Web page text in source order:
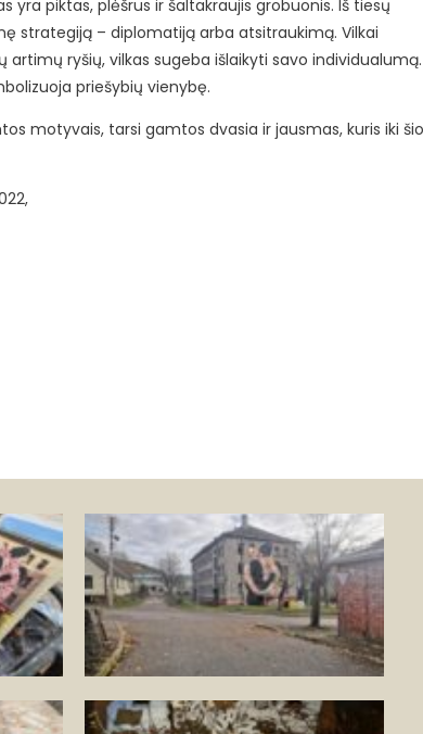
piktas, plėšrus ir šaltakraujis grobuonis. Iš tiesų
strategiją – diplomatiją arba atsitraukimą. Vilkai
ryšių, vilkas sugeba išlaikyti savo individualumą.
priešybių vienybę.
motyvais, tarsi gamtos dvasia ir jausmas, kuris iki